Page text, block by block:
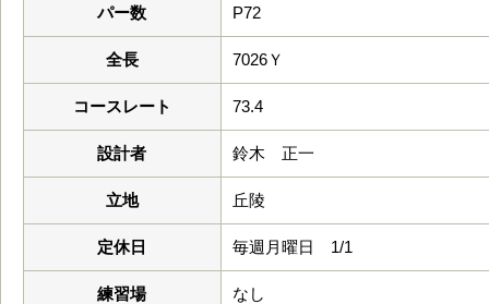
パー数 P72
全長 7026Ｙ
コースレート 73.4
設計者 鈴木 正一
立地 丘陵
定休日 毎週月曜日 1/1
練習場 なし